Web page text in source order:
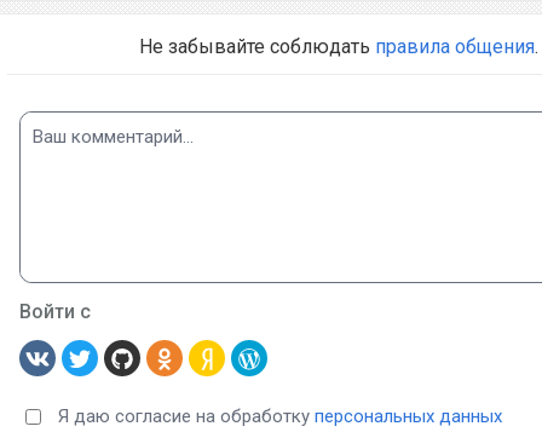
Не забывайте соблюдать правила общения.
Войти с
Я даю согласие на обработку персональных данных